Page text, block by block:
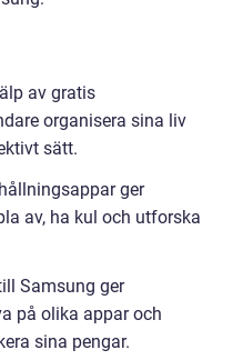
av gratis
organisera sina liv
sätt.
ger
av, ha kul och utforska
Samsung ger
på olika appar och
sina pengar.